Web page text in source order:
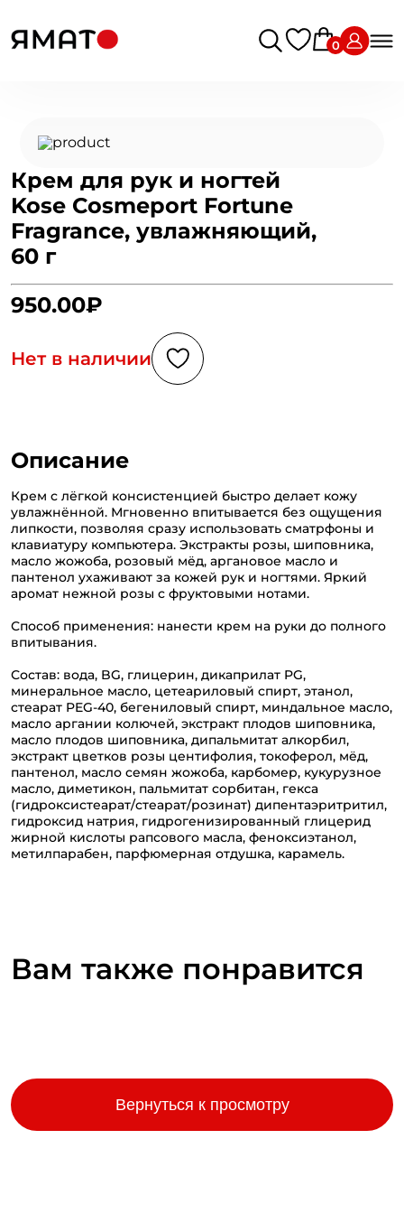
0
Крем для рук и ногтей
Kose Cosmeport Fortune
Fragrance, увлажняющий,
60 г
950.00₽
Нет в наличии
Описание
Крем с лёгкой консистенцией быстро делает кожу
увлажнённой. Мгновенно впитывается без ощущения
липкости, позволяя сразу использовать сматрфоны и
клавиатуру компьютера. Экстракты розы, шиповника,
масло жожоба, розовый мёд, аргановое масло и
пантенол ухаживают за кожей рук и ногтями. Яркий
аромат нежной розы с фруктовыми нотами.
Способ применения: нанести крем на руки до полного
впитывания.
Состав: вода, BG, глицерин, дикаприлат PG,
минеральное масло, цетеариловый спирт, этанол,
стеарат PEG-40, бегениловый спирт, миндальное масло,
масло аргании колючей, экстракт плодов шиповника,
масло плодов шиповника, дипальмитат алкорбил,
экстракт цветков розы центифолия, токоферол, мёд,
пантенол, масло семян жожоба, карбомер, кукурузное
масло, диметикон, пальмитат сорбитан, гекса
(гидроксистеарат/стеарат/розинат) дипентаэритритил,
гидроксид натрия, гидрогенизированный глицерид
жирной кислоты рапсового масла, феноксиэтанол,
метилпарабен, парфюмерная отдушка, карамель.
Вам также понравится
Вернуться к просмотру